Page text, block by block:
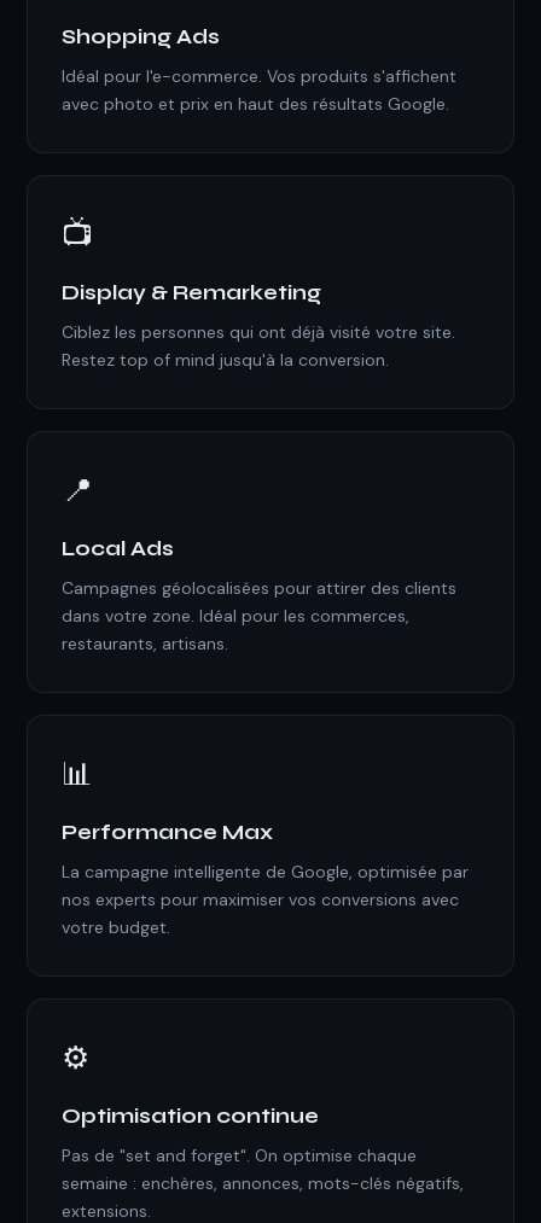
Shopping Ads
Idéal pour l'e-commerce. Vos produits s'affichent
avec photo et prix en haut des résultats Google.
📺
Display & Remarketing
Ciblez les personnes qui ont déjà visité votre site.
Restez top of mind jusqu'à la conversion.
📍
Local Ads
Campagnes géolocalisées pour attirer des clients
dans votre zone. Idéal pour les commerces,
restaurants, artisans.
📊
Performance Max
La campagne intelligente de Google, optimisée par
nos experts pour maximiser vos conversions avec
votre budget.
⚙️
Optimisation continue
Pas de "set and forget". On optimise chaque
semaine : enchères, annonces, mots-clés négatifs,
extensions.